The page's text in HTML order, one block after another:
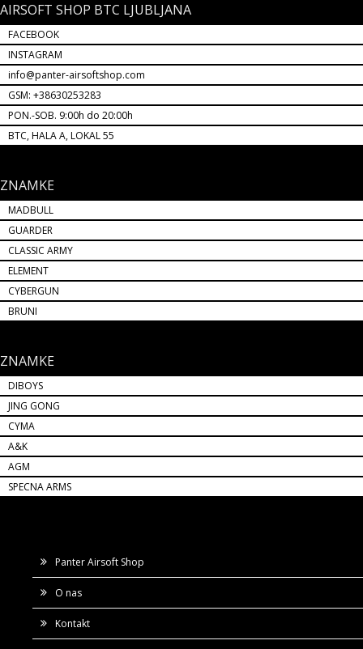
AIRSOFT SHOP BTC LJUBLJANA
FACEBOOK
INSTAGRAM
info@panter-airsoftshop.com
GSM: +38630253283
PON.-SOB. 9:00h do 20:00h
BTC, HALA A, LOKAL 55
ZNAMKE
MADBULL
GUARDER
CLASSIC ARMY
ELEMENT
CYBERGUN
BRUNI
ZNAMKE
DIBOYS
JING GONG
CYMA
A&K
AGM
SPECNA ARMS
Panter Airsoft Shop
O nas
Kontakt